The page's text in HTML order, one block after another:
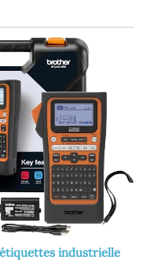
industrielle